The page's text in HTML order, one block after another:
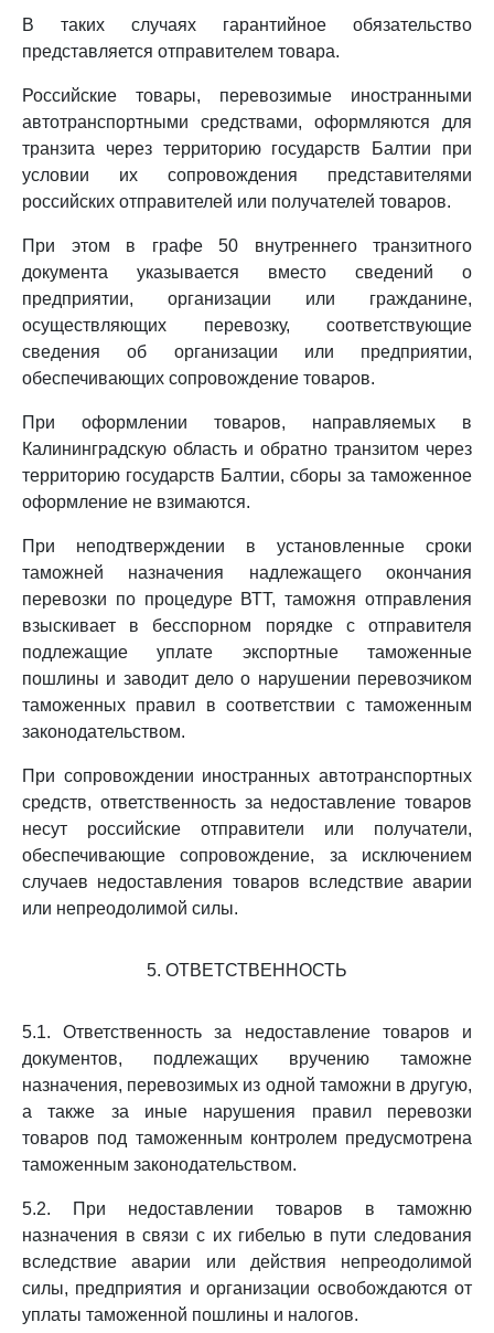
В таких случаях гарантийное обязательство
представляется отправителем товара.
Российские товары, перевозимые иностранными
автотранспортными средствами, оформляются для
транзита через территорию государств Балтии при
условии их сопровождения представителями
российских отправителей или получателей товаров.
При этом в графе 50 внутреннего транзитного
документа указывается вместо сведений о
предприятии, организации или гражданине,
осуществляющих перевозку, соответствующие
сведения об организации или предприятии,
обеспечивающих сопровождение товаров.
При оформлении товаров, направляемых в
Калининградскую область и обратно транзитом через
территорию государств Балтии, сборы за таможенное
оформление не взимаются.
При неподтверждении в установленные сроки
таможней назначения надлежащего окончания
перевозки по процедуре ВТТ, таможня отправления
взыскивает в бесспорном порядке с отправителя
подлежащие уплате экспортные таможенные
пошлины и заводит дело о нарушении перевозчиком
таможенных правил в соответствии с таможенным
законодательством.
При сопровождении иностранных автотранспортных
средств, ответственность за недоставление товаров
несут российские отправители или получатели,
обеспечивающие сопровождение, за исключением
случаев недоставления товаров вследствие аварии
или непреодолимой силы.
5. ОТВЕТСТВЕННОСТЬ
5.1. Ответственность за недоставление товаров и
документов, подлежащих вручению таможне
назначения, перевозимых из одной таможни в другую,
а также за иные нарушения правил перевозки
товаров под таможенным контролем предусмотрена
таможенным законодательством.
5.2. При недоставлении товаров в таможню
назначения в связи с их гибелью в пути следования
вследствие аварии или действия непреодолимой
силы, предприятия и организации освобождаются от
уплаты таможенной пошлины и налогов.